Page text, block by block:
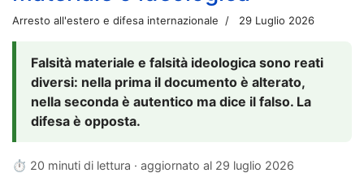
Arresto all'estero e difesa internazionale 29 Luglio 2026
Falsità materiale e falsità ideologica sono reati
diversi: nella prima il documento è alterato,
nella seconda è autentico ma dice il falso. La
difesa è opposta.
⏱ 20 minuti di lettura · aggiornato al 29 luglio 2026